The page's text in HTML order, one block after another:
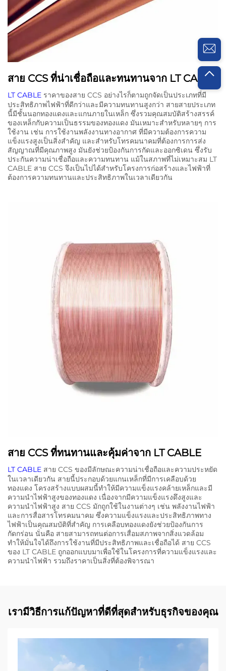
สาย CCS ที่น่าเชื่อถือและทนทานจาก LT CABLE
LT CABLE ราคาของสาย CCS อย่างไรก็ตามถูกจัดเป็นประเภทที่มี
ประสิทธิภาพไฟฟ้าที่ดีกว่าและมีความทนทานสูงกว่า สายสายประเภท
นี้มีชั้นนอกทองแดงและแกนภายในเหล็ก ซึ่งรวมคุณสมบัติสร้างสรรค์
ของเหล็กกับความเป็นธรรมของทองแดง มันเหมาะสําหรับหลายๆ การ
ใช้งาน เช่น การใช้งานพลังงานทางอากาศ ที่มีความต้องการความ
แข็งแรงสูงเป็นสิ่งสําคัญ และสําหรับโทรคมนาคมที่ต้องการการส่ง
สัญญาณที่มีคุณภาพสูง มันยังช่วยป้องกันการกัดและออกซิเดน ซึ่งรับ
ประกันความน่าเชื่อถือและความทนทาน แม้ในสภาพที่ไม่เหมาะสม LT
CABLE สาย CCS จึงเป็นไปได้สําหรับโครงการก่อสร้างและไฟฟ้าที่
ต้องการความทนทานและประสิทธิภาพในเวลาเดียวกัน
สาย CCS ที่ทนทานและคุ้มค่าจาก LT CABLE
LT CABLE สาย CCS ของมีลักษณะความน่าเชื่อถือและความประหยัด
ในเวลาเดียวกัน สายนี้ประกอบด้วยแกนเหล็กที่มีการเคลือบด้วย
ทองแดง โครงสร้างแบบผสมนี้ทำให้มีความแข็งแรงคล้ายเหล็กและมี
ความนำไฟฟ้าสูงของทองแดง เนื่องจากมีความแข็งแรงดึงสูงและ
ความนำไฟฟ้าสูง สาย CCS มักถูกใช้ในงานต่างๆ เช่น พลังงานไฟฟ้า
และการสื่อสารโทรคมนาคม ซึ่งความแข็งแรงและประสิทธิภาพทาง
ไฟฟ้าเป็นคุณสมบัติที่สำคัญ การเคลือบทองแดงยังช่วยป้องกันการ
กัดกร่อน นั่นคือ สายสามารถทนต่อการเสื่อมสภาพจากสิ่งแวดล้อม
ทำให้มั่นใจได้ถึงการใช้งานที่มีประสิทธิภาพและเชื่อถือได้ สาย CCS
ของ LT CABLE ถูกออกแบบมาเพื่อใช้ในโครงการที่ความแข็งแรงและ
ความนำไฟฟ้า รวมถึงราคาเป็นสิ่งที่ต้องพิจารณา
เรามีวิธีการแก้ปัญหาที่ดีที่สุดสำหรับธุรกิจของคุณ